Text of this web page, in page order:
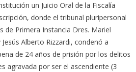
un Juicio Oral de la Fiscalía
donde el tribunal pluripersonal
de Primera Instancia Dres. Mariel
Alberto Rizzardi, condenó a
de 24 años de prisión por los delitos
agravada por ser el ascendiente (3